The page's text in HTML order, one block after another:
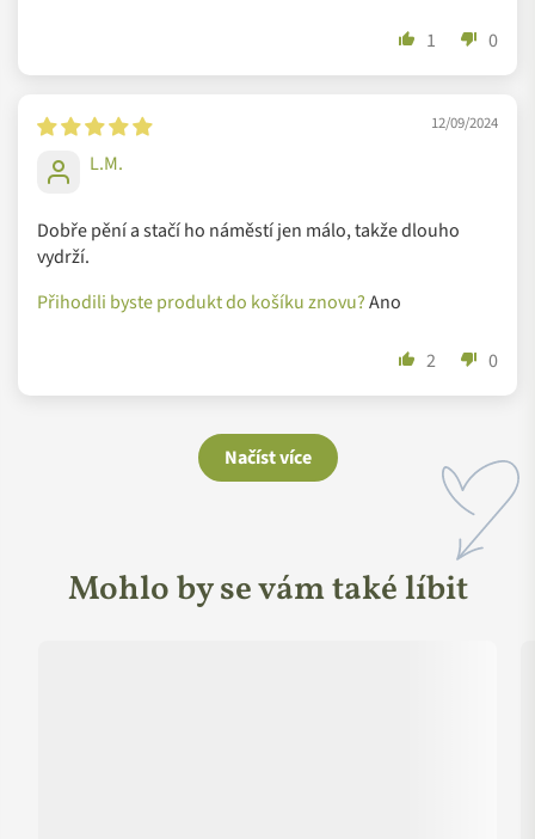
1 0
12/09/2024
L.M.
Dobře pění a stačí ho náměstí jen málo, takže dlouho
vydrží.
Přihodili byste produkt do košíku znovu?Ano
2 0
Načíst více
Mohlo by se vám také líbit